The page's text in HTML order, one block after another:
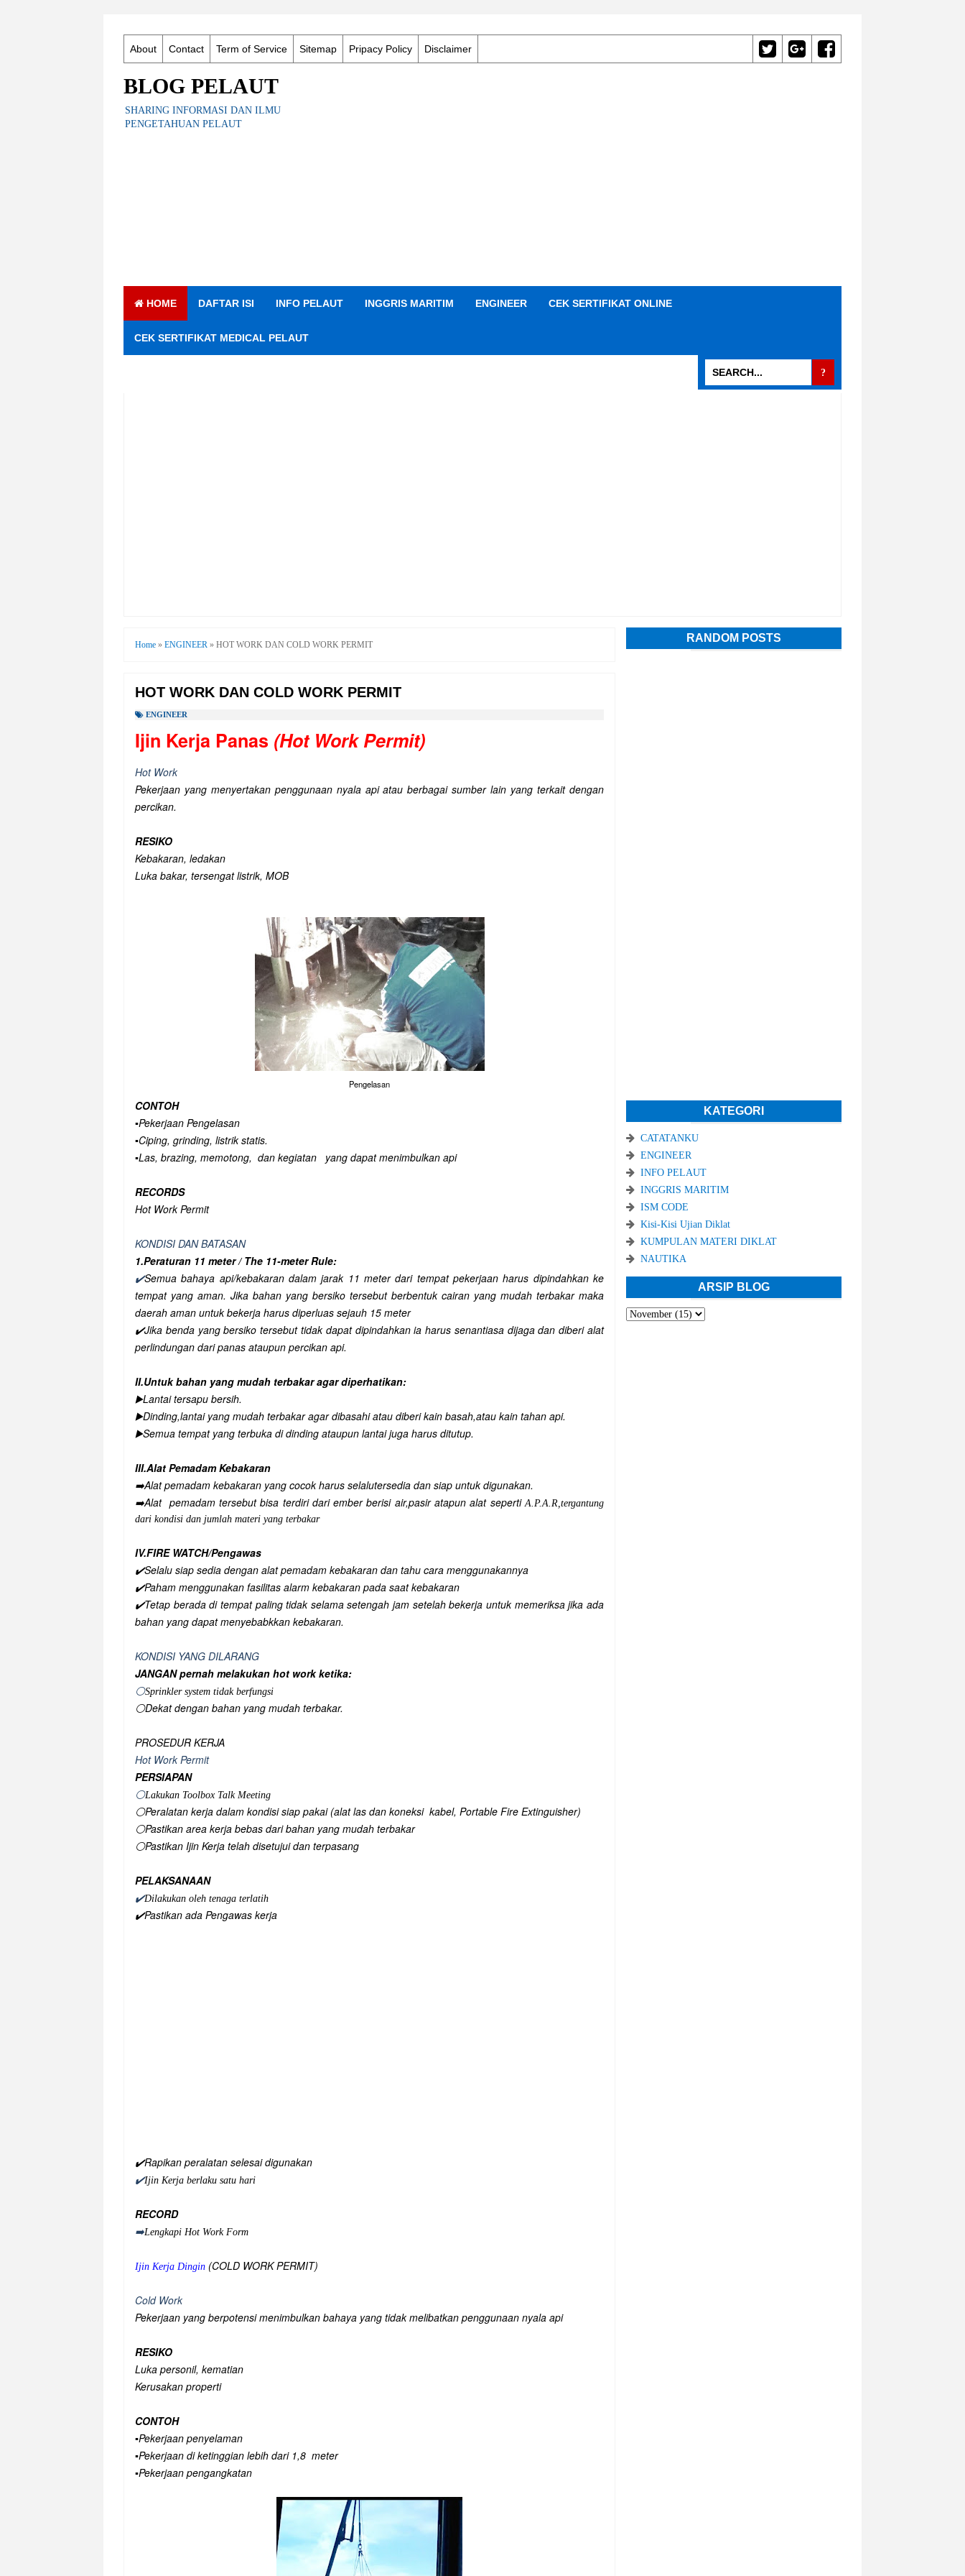
About Contact Term of Service Sitemap Pripacy Policy Disclaimer
BLOG PELAUT
SHARING INFORMASI DAN ILMU
PENGETAHUAN PELAUT
HOME DAFTAR ISI INFO PELAUT INGGRIS MARITIM ENGINEER CEK SERTIFIKAT ONLINE
CEK SERTIFIKAT MEDICAL PELAUT
Home » ENGINEER » HOT WORK DAN COLD WORK PERMIT
HOT WORK DAN COLD WORK PERMIT
ENGINEER
Ijin Kerja Panas (Hot Work Permit)
Hot Work
Pekerjaan yang menyertakan penggunaan nyala api atau berbagai sumber lain yang terkait dengan
percikan.
RESIKO
Kebakaran, ledakan
Luka bakar, tersengat listrik, MOB
Pengelasan
CONTOH
▪️Pekerjaan Pengelasan
▪️Ciping, grinding, listrik statis.
▪️Las, brazing, memotong, dan kegiatan
yang dapatmenimbulkan api
RECORDS
Hot Work Permit
KONDISI DAN BATASAN
1.Peraturan 11 meter / The 11-meter Rule:
✔️Semua bahaya api/kebakaran dalam jarak 11 meter dari tempat pekerjaan harus dipindahkan ke
tempat yang aman. Jika bahan yang bersiko tersebut berbentuk cairan yang mudah terbakar maka
daerah aman untuk bekerja harus diperluas sejauh 15 meter
✔️Jika benda yang bersiko tersebut tidak dapat dipindahkan ia harus senantiasa dijaga dan diberi alat
perlindungan dari panas ataupun percikan api.
II.Untuk bahan yang mudah terbakar agar diperhatikan:
▶️Lantai tersapu bersih.
▶️Dinding,lantai yang mudah terbakar agar dibasahi atau diberi kain basah,atau kain tahan api.
▶️Semua tempat yang terbuka di dinding ataupun lantai juga harus ditutup.
III.Alat Pemadam Kebakaran
➡️Alat pemadam kebakaran yang cocok harus selalutersedia dan siap untuk digunakan.
➡️Alat pemadam tersebut bisa terdiri dari ember berisi air,pasir atapun alat sepertiA.P.A.R,tergantung
dari kondisi dan jumlah materi yang terbakar
IV.FIRE WATCH/Pengawas
✔️Selalu siap sedia dengan alat pemadam kebakaran dan tahu cara menggunakannya
✔️Paham menggunakan fasilitas alarm kebakaran pada saat kebakaran
✔️Tetap berada di tempat paling tidak selama setengah jam setelah bekerja untuk memeriksa jika ada
bahan yang dapat menyebabkkan kebakaran.
KONDISI YANG DILARANG
JANGAN pernah melakukan hot work ketika:
⚪Sprinkler system tidak berfungsi
⚪Dekat dengan bahan yang mudah terbakar.
PROSEDUR KERJA
Hot Work Permit
PERSIAPAN
⚪Lakukan Toolbox Talk Meeting
⚪Peralatan kerja dalam kondisi siap pakai (alat las dan koneksi kabel, Portable Fire Extinguisher)
⚪Pastikan area kerja bebas dari bahan yang mudah terbakar
⚪Pastikan Ijin Kerja telah disetujui dan terpasang
PELAKSANAAN
✔️Dilakukan oleh tenaga terlatih
✔️Pastikan ada Pengawas kerja
✔️Rapikan peralatan selesai digunakan
✔️Ijin Kerja berlaku satu hari
RECORD
➡️Lengkapi Hot Work Form
Ijin Kerja Dingin (COLD WORK PERMIT)
Cold Work
Pekerjaan yang berpotensi menimbulkan bahaya yang tidak melibatkan penggunaan nyala api
RESIKO
Luka personil, kematian
Kerusakan properti
CONTOH
▪️Pekerjaan penyelaman
▪️Pekerjaan di ketinggian lebih dari 1,8 meter
▪️Pekerjaan pengangkatan
RANDOM POSTS
KATEGORI
CATATANKU
ENGINEER
INFO PELAUT
INGGRIS MARITIM
ISM CODE
Kisi-Kisi Ujian Diklat
KUMPULAN MATERI DIKLAT
NAUTIKA
ARSIP BLOG